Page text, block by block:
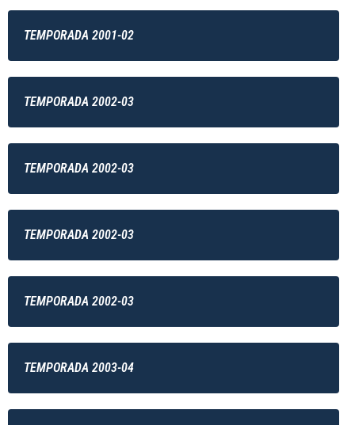
TEMPORADA 2001-02
TEMPORADA 2002-03
TEMPORADA 2002-03
TEMPORADA 2002-03
TEMPORADA 2002-03
TEMPORADA 2003-04